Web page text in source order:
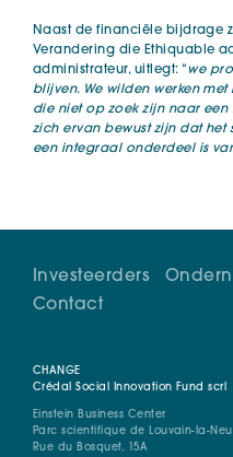
Naast de financiële bijdrage
Verandering die Ethiquable
administrateur, uitlegt: “we
blijven. We wilden werken
die niet op zoek zijn naar
zich ervan bewust zijn dat
een integraal onderdeel is
Investeerders
Contact
CHANGE
Crédal Social Innovation Fund scrl
Einstein Business Center
Parc scientifique de Louvain-la-
Rue du Bosquet, 15A